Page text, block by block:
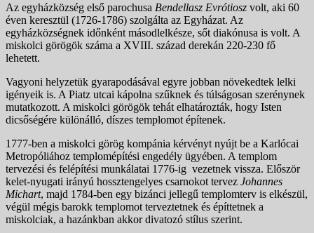
Az egyházközség első parochusa Bendellasz Evrótiosz volt, aki 60
éven keresztül (1726-1786) szolgálta az Egyházat. Az
egyházközségnek időnként másodlelkésze, sőt diakónusa is volt. A
miskolci görögök száma a XVIII. század derekán 220-230 fő
lehetett.
Vagyoni helyzetük gyarapodásával egyre jobban növekedtek lelki
igényeik is. A Piatz utcai kápolna szűknek és túlságosan szerénynek
mutatkozott. A miskolci görögök tehát elhatározták, hogy Isten
dicsőségére különálló, díszes templomot építenek.
1777-ben a miskolci görög kompánia kérvényt nyújt be a Karlócai
Metropóliához templomépítési engedély ügyében. A templom
tervezési és felépítési munkálatai 1776-ig vezetnek vissza. Először
kelet-nyugati irányú hossztengelyes csarnokot tervez Johannes
Michart, majd 1784-ben egy bizánci jellegű templomterv is elkészül,
végül mégis barokk templomot terveztetnek és építtetnek a
miskolciak, a hazánkban akkor divatozó stílus szerint.